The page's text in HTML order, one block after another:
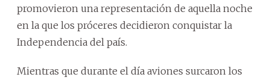
promovieron una representación de aquella noche
en la que los próceres decidieron conquistar la
Independencia del país.
Mientras que durante el día aviones surcaron los